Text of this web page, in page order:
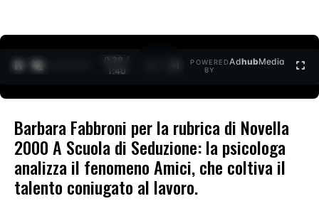
0:30 /
1:40
POWERED
BY
AdhubMedia
Barbara Fabbroni per la rubrica di Novella
2000 A Scuola di Seduzione: la psicologa
analizza il fenomeno Amici, che coltiva il
talento coniugato al lavoro.